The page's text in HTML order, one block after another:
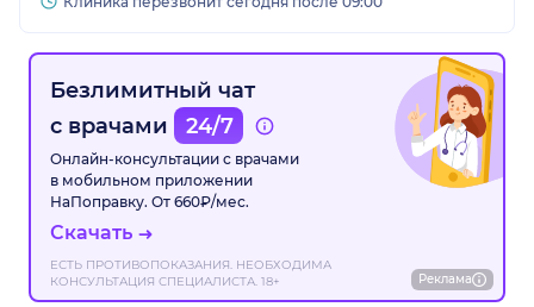
Безлимитный чат
с врачами
24/7
Онлайн-консультации с врачами
в мобильном приложении
НаПоправку. От 660₽/мес.
Скачать
ЕСТЬ ПРОТИВОПОКАЗАНИЯ. НЕОБХОДИМА
КОНСУЛЬТАЦИЯ СПЕЦИАЛИСТА. 18+
Реклама